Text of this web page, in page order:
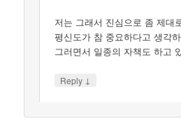
저는 그래서 진심으로 좀 제대
평신도가 참 중요하다고 생각
그러면서 일종의 자책도 하고
Reply ↓